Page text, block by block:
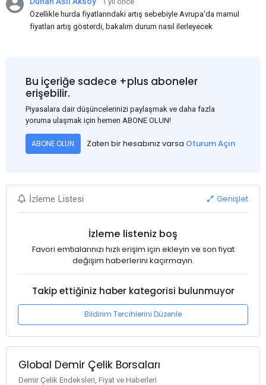
Özellikle hurda fiyatlarındaki artış sebebiyle Avrupa'da mamul
fiyatları artış gösterdi, bakalım durum nasıl ilerleyecek
Bu içeriğe sadece +plus aboneler
erişebilir.
Piyasalara dair düşüncelerinizi paylaşmak ve daha fazla
yoruma ulaşmak için hemen ABONE OLUN!
ABONE OLUN Zaten bir hesabınız varsa Oturum Açın
İzleme Listesi Genişlet
İzleme listeniz boş
Favori emtialarınızı hızlı erişim için ekleyin ve son fiyat
değişim haberlerini kaçırmayın.
Takip ettiğiniz haber kategorisi bulunmuyor
Bildirim Tercihlerini Düzenle
Global Demir Çelik Borsaları
Demir Çelik Endeksleri, Fiyat ve Haberleri